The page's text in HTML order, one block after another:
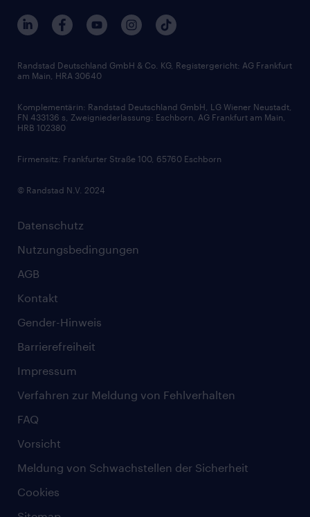
Branchen
Interne Karriere
FAQ - Bewerber / Kunden
Zertifikate und Auszeichnungen
Berufsprofile
Gehaltsthemen
Bewerbungsratgeber
Soft Skills
Skills
Datenschutz
Nutzungsbedingungen
AGB
Kontakt
Gender-Hinweis
Barrierefreiheit
Impressum
Verfahren zur Meldung von Fehlverhalten
FAQ
Vorsicht
Meldung von Schwachstellen der Sicherheit
Cookies
Randstad Deutschland GmbH & Co. KG, Registergericht: AG Frankfurt
am Main, HRA 30640
Komplementärin: Randstad Deutschland GmbH, LG Wiener Neustadt,
FN 433136 s, Zweigniederlassung: Eschborn, AG Frankfurt am Main,
HRB 102380
Firmensitz: Frankfurter Straße 100, 65760 Eschborn
© Randstad N.V. 2024